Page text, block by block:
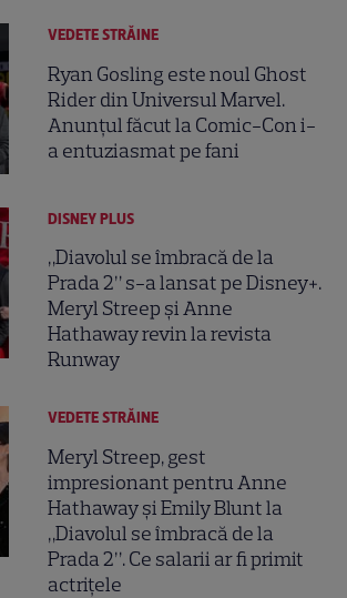
VEDETE STRĂINE
Ryan Gosling este noul Ghost
Rider din Universul Marvel.
Anunțul făcut la Comic-Con i-
a entuziasmat pe fani
DISNEY PLUS
„Diavolul se îmbracă de la
Prada 2” s-a lansat pe Disney+.
Meryl Streep și Anne
Hathaway revin la revista
Runway
VEDETE STRĂINE
Meryl Streep, gest
impresionant pentru Anne
Hathaway și Emily Blunt la
„Diavolul se îmbracă de la
Prada 2”. Ce salarii ar fi primit
actrițele